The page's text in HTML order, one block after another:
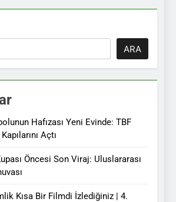
ARA
Hafızası Yeni Evinde: TBF
Açtı
Öncesi Son Viraj: Uluslararası
Kısa Bir Filmdi İzlediğiniz | 4.